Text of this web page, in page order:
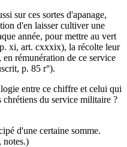
sur ces sortes d'apanage,
d'en laisser cultiver une
année, pour mettre au vert
xi, art. cxxxix), la récolte leur
rémunération de ce service
p. 85 r°).
entre ce chiffre et celui qui
du service militaire ?
d'une certaine somme.
notes.)